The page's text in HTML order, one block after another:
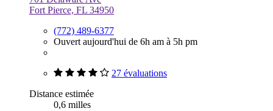
Fort Pierce, FL 34950
(772) 489-6377
Ouvert aujourd'hui de 6h am à 5h pm
27 évaluations
Distance estimée
0,6 milles